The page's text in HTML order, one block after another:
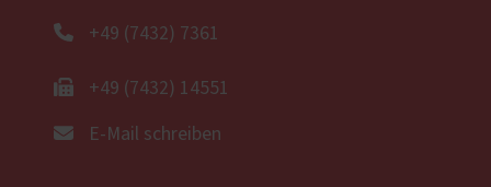
+49 (7432) 7361
+49 (7432) 14551
E-Mail schreiben